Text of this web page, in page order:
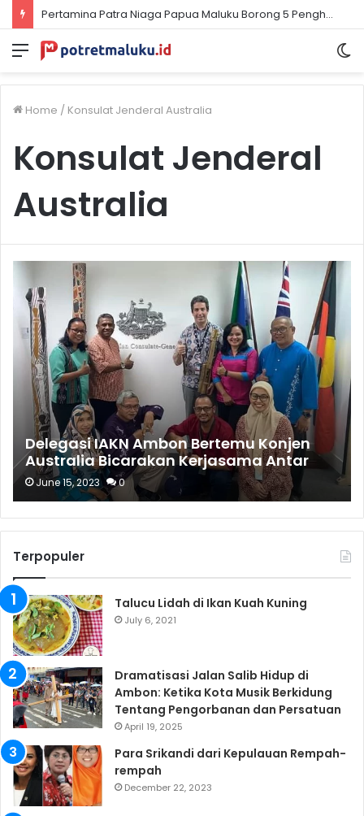
Pertamina Patra Niaga Papua Maluku Borong 5 Penghargaan ISRA 2026
Menu
Home / Konsulat Jenderal Australia
Konsulat Jenderal
Australia
Delegasi IAKN Ambon Bertemu Konjen
Australia Bicarakan Kerjasama Antar
Perguruan Tinggi
June 15, 2023 0
Terpopuler
Talucu Lidah di Ikan Kuah Kuning
July 6, 2021
Dramatisasi Jalan Salib Hidup di
Ambon: Ketika Kota Musik Berkidung
Tentang Pengorbanan dan Persatuan
April 19, 2025
Para Srikandi dari Kepulauan Rempah-
rempah
December 22, 2023